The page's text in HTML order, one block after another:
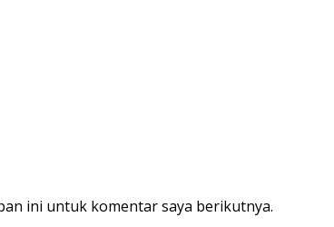
ini untuk komentar saya berikutnya.